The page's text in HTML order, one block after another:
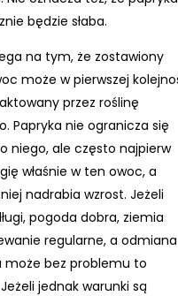
będzie słaba.
na tym, że zostawiony
może w pierwszej
przez roślinę
Papryka nie ogranicza się
niego, ale często najpierw
właśnie w ten owoc, a
nadrabia wzrost. Jeżeli
pogoda dobra, ziemia
regularne, a odmiana
może bez problemu to
jednak warunki są